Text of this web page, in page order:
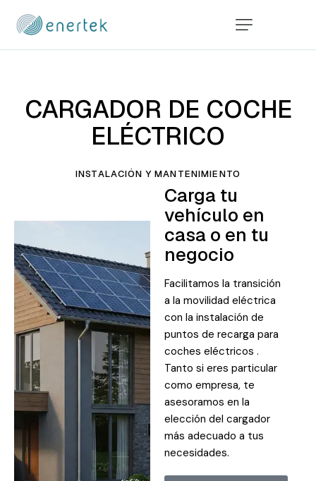
CARGADOR DE COCHE
ELÉCTRICO
INSTALACIÓN Y MANTENIMIENTO
Carga tu
vehículo en
casa o en tu
negocio
Facilitamos la transición
a la movilidad eléctrica
con la instalación de
puntos de recarga para
coches eléctricos .
Tanto si eres particular
como empresa, te
asesoramos en la
elección del cargador
más adecuado a tus
necesidades.